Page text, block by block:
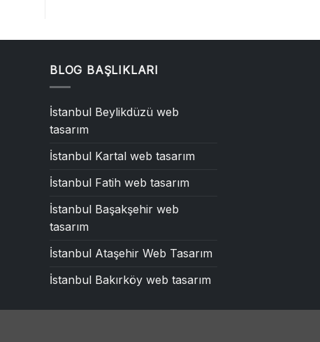
BLOG BAŞLIKLARI
İstanbul Beylikdüzü web
tasarım
İstanbul Kartal web tasarım
İstanbul Fatih web tasarım
İstanbul Başakşehir web
tasarım
İstanbul Ataşehir Web Tasarım
İstanbul Bakırköy web tasarım